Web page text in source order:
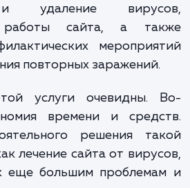
наша услуга
становится
подход к
который включает в
и удаление
работы сайта, а
повторных